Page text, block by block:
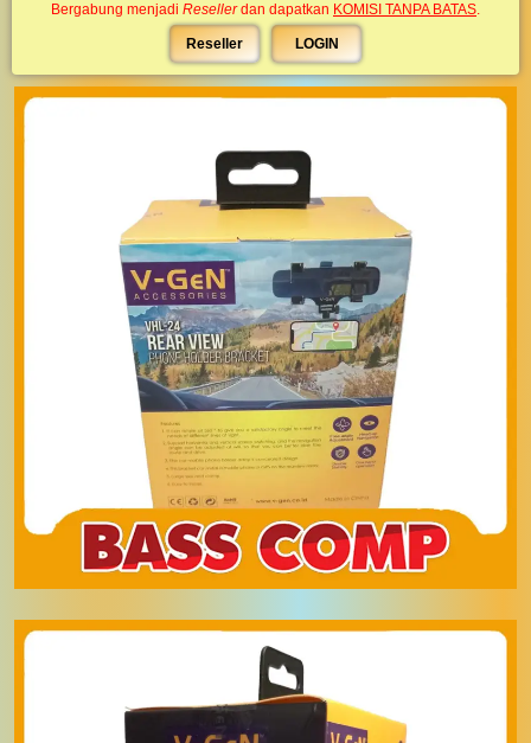
Bergabung menjadi Resellerdan dapatkan KOMISI TANPA BATAS.
Reseller LOGIN